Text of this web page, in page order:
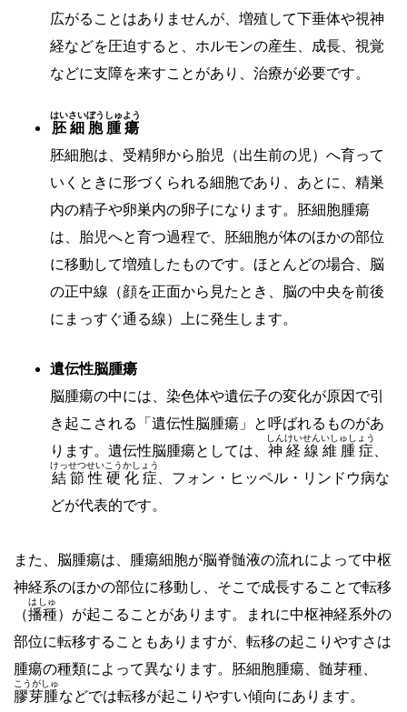
広がることはありませんが、増殖して下垂体や視神
経などを圧迫すると、ホルモンの産生、成長、視覚
などに支障を来すことがあり、治療が必要です。
胚細胞腫瘍
はいさいぼうしゅよう
胚細胞は、受精卵から胎児（出生前の児）へ育って
いくときに形づくられる細胞であり、あとに、精巣
内の精子や卵巣内の卵子になります。胚細胞腫瘍
は、胎児へと育つ過程で、胚細胞が体のほかの部位
に移動して増殖したものです。ほとんどの場合、脳
の正中線（顔を正面から見たとき、脳の中央を前後
にまっすぐ通る線）上に発生します。
遺伝性脳腫瘍
脳腫瘍の中には、染色体や遺伝子の変化が原因で引
き起こされる「遺伝性脳腫瘍」と呼ばれるものがあ
ります。遺伝性脳腫瘍としては、 神経線維腫症
しんけいせんいしゅしょう
結節性硬化症
けっせつせいこうかしょう
、フォン・ヒッペル・リンドウ病な
どが代表的です。
また、脳腫瘍は、腫瘍細胞が脳脊髄液の流れによって中枢
神経系のほかの部位に移動し、そこで成長することで転移
（播種
はしゅ
）が起こることがあります。まれに中枢神経系外の
部位に転移することもありますが、転移の起こりやすさは
腫瘍の種類によって異なります。胚細胞腫瘍、髄芽種、
膠芽腫
こうがしゅ
などでは転移が起こりやすい傾向にあります。